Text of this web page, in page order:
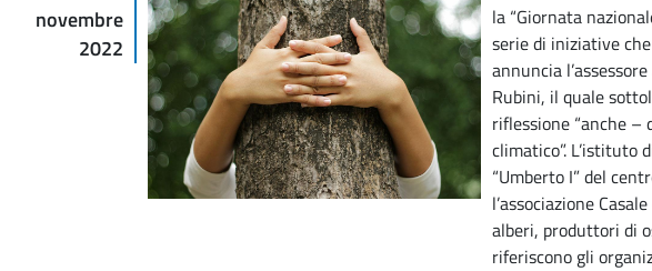
novembre
2022
la “Giornata
serie di iniziative
annuncia
Rubini, il quale
riflessione “anche
climatico”. L’istituto
“Umberto I” del
l’associazione
alberi, produttori di
riferiscono gli